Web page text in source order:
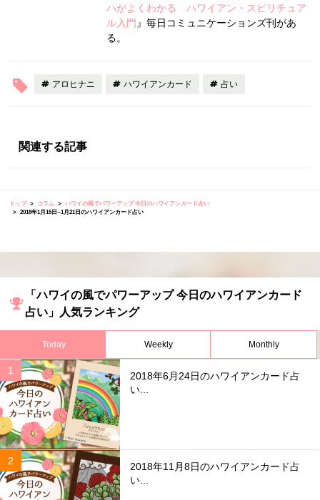
ハがよくわかる ハワイアン・スピリチュア
ル入門 』毎日コミュニケーションズ刊があ
る。
アロヒナニ ハワイアンカード 占い
関連する記事
トップ コラム
ハワイの風でパワーアップ 今日のハワイアンカード占い
2018年1月15日~1月21日のハワイアンカード占い
「ハワイの風でパワーアップ 今日のハワイアンカード
占い」人気ランキング
Today Weekly Monthly
2018年6月24日のハワイアンカード占
い...
2018年11月8日のハワイアンカード占
い...